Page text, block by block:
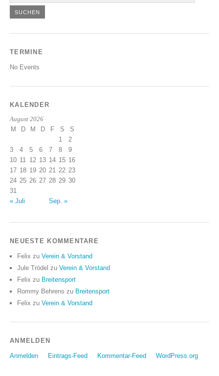
TERMINE
No Events
KALENDER
August 2026
M D M D F S
S
1
2
3
4 5 6 7 8
9
10 11 12 13 14 15 16
17 18 19 20 21 22 23
24 25 26 27 28 29 30
31
« Juli
Sep. »
NEUESTE KOMMENTARE
Felix zu Verein & Vorstand
Jule Trödel zu Verein & Vorstand
Felix zu Breitensport
Rommy Behrens zu Breitensport
Felix zu Verein & Vorstand
ANMELDEN
Anmelden Eintrags-Feed Kommentar-Feed WordPress.org